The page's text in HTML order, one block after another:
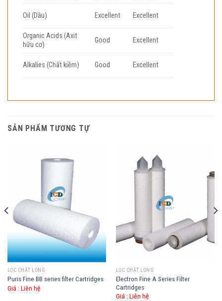
Oil (Dầu) Excellent Excellent
Organic Acids (Axit
hữu cơ)
Good Excellent
Alkalies (Chất kiềm) Good Excellent
SẢN PHẨM TƯƠNG TỰ
LỌC CHẤT LỎNG
Puris Fine BB series filter Cartridges
Giá : Liên hệ
LỌC CHẤT LỎNG
Electron Fine A Series Filter
Cartridges
Giá : Liên hệ